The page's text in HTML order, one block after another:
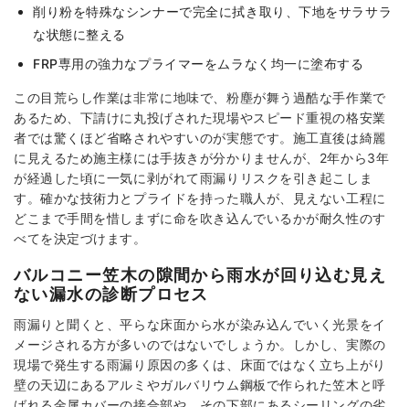
削り粉を特殊なシンナーで完全に拭き取り、下地をサラサラ
な状態に整える
FRP専用の強力なプライマーをムラなく均一に塗布する
この目荒らし作業は非常に地味で、粉塵が舞う過酷な手作業で
あるため、下請けに丸投げされた現場やスピード重視の格安業
者では驚くほど省略されやすいのが実態です。施工直後は綺麗
に見えるため施主様には手抜きが分かりませんが、2年から3年
が経過した頃に一気に剥がれて雨漏りリスクを引き起こしま
す。確かな技術力とプライドを持った職人が、見えない工程に
どこまで手間を惜しまずに命を吹き込んでいるかが耐久性のす
べてを決定づけます。
バルコニー笠木の隙間から雨水が回り込む見え
ない漏水の診断プロセス
雨漏りと聞くと、平らな床面から水が染み込んでいく光景をイ
メージされる方が多いのではないでしょうか。しかし、実際の
現場で発生する雨漏り原因の多くは、床面ではなく立ち上がり
壁の天辺にあるアルミやガルバリウム鋼板で作られた笠木と呼